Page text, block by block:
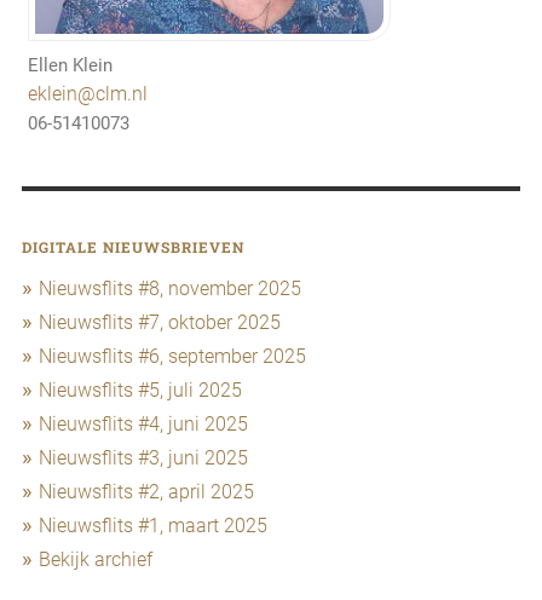
Ellen Klein
eklein@clm.nl
06-51410073
DIGITALE NIEUWSBRIEVEN
Nieuwsflits #8, november 2025
Nieuwsflits #7, oktober 2025
Nieuwsflits #6, september 2025
Nieuwsflits #5, juli 2025
Nieuwsflits #4, juni 2025
Nieuwsflits #3, juni 2025
Nieuwsflits #2, april 2025
Nieuwsflits #1, maart 2025
Bekijk archief